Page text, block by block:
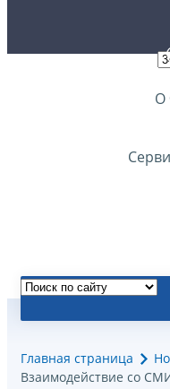
О
Главная страница
Взаимодействие со